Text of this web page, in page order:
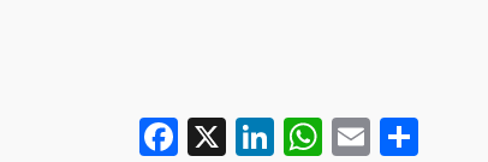
Facebook
X LinkedIn
WhatsApp
Email